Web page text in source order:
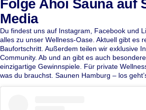
Folge Ahoi Sauna auf
Media
Du findest uns auf Instagram Facebook und
alles zu unser Wellness-Oase. Aktuell gibt es
Baufortschritt. Außerdem teilen wir exklusive
Community. Ab und an gibt es auch
einzigartige Gewinnspiele. Für private
was du brauchst. Saunen Hamburg – los